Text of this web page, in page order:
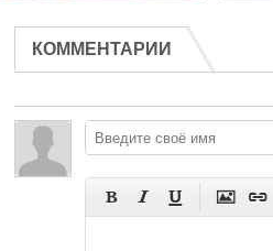
КОММЕНТАРИИ
    